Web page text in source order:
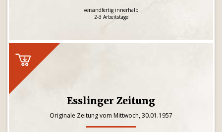
versandfertig innerhalb
2-3 Arbeitstage
Esslinger Zeitung
Originale Zeitung vom Mittwoch, 30.01.1957